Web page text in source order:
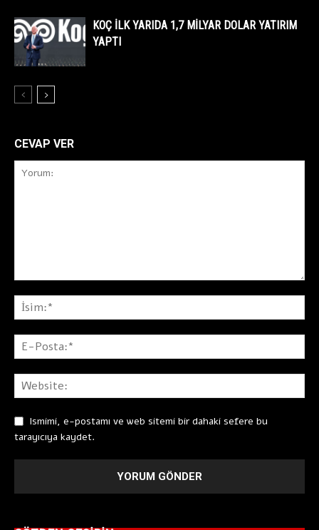
KOÇ İLK YARIDA 1,7 MİLYAR DOLAR YATIRIM
YAPTI
CEVAP VER
Ismimi, e-postamı ve web sitemi bir dahaki sefere bu
tarayıcıya kaydet.